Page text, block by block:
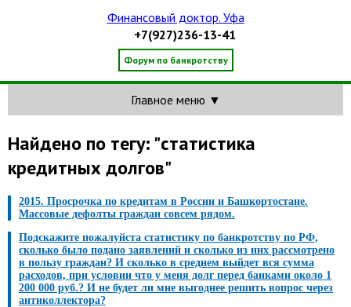
Финансовый доктор. Уфа
+7(927)236-13-41
Форум по банкротству
Главное меню ▼
Найдено по тегу: "статистика
кредитных долгов"
2015. Просрочка по кредитам в России и Башкортостане.
Массовые дефолты граждан совсем рядом.
Подскажите пожалуйста статистику по банкротству по РФ,
сколько было подано заявлений и сколько из них рассмотрено
в пользу граждан? И сколько в среднем выйдет вся сумма
расходов, при условии что у меня долг перед банками около 1
200 000 руб.? И не будет ли мне выгоднее решить вопрос через
антиколлектора?